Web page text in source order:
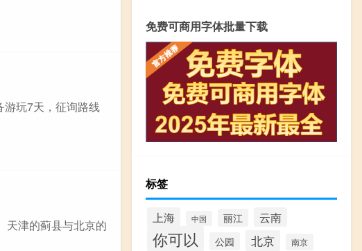
游玩7天，征询路线
天津的蓟县与北京的
免费可商用字体批量下载
标签
上海 中国 丽江 云南
你可以 公园 北京
南京